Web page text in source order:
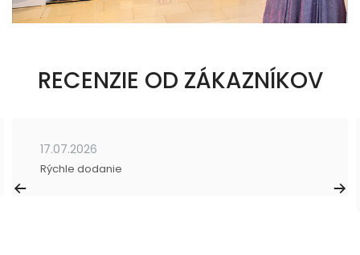
RECENZIE OD ZÁKAZNÍKOV
17.07.2026
Rýchle dodanie